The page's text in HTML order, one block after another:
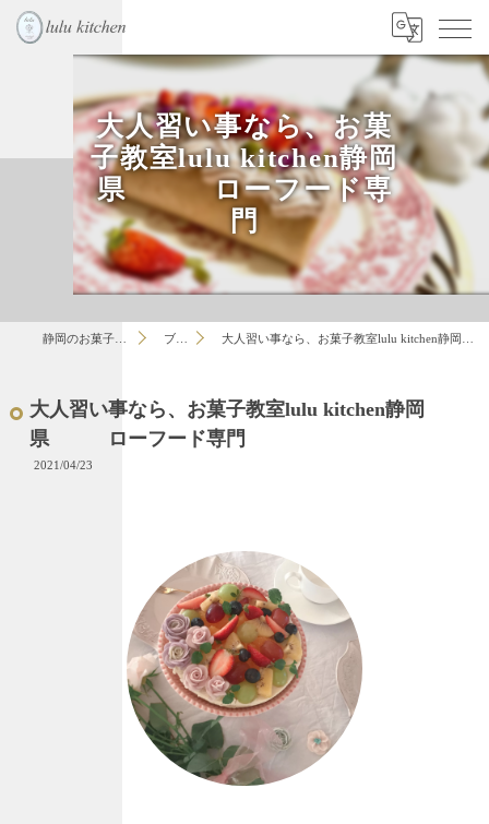
大人習い事なら、お菓
子教室lulu kitchen静岡
県 ローフード専
門
静岡のお菓子教室はlulu ブログ 大人習い事なら、お菓子教室lulu kitchen静岡県 ローフード専門
大人習い事なら、お菓子教室lulu kitchen静岡
県 ローフード専門
2021/04/23